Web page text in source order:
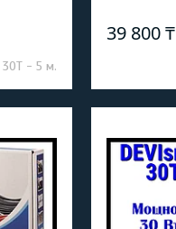
30T - 5 м.
39 800 ₸